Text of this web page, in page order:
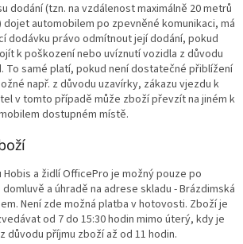
dodání (tzn. na vzdálenost maximálně 20 metrů
automobilem po zpevněné komunikaci, má
dodávku právo odmítnout její dodání, pokud
k poškození nebo uvíznutí vozidla z důvodu
To samé platí, pokud není dostatečné přiblížení
např. z důvodu uzavírky, zákazu vjezdu k
v tomto případě může zboží převzít na jiném k
dostupném místě.
a židlí OfficePro je možný pouze po
a úhradě na adrese skladu - Brázdimská
Není zde možná platba v hotovosti. Zboží je
od 7 do 15:30 hodin mimo úterý, kdy je
důvodu příjmu zboží až od 11 hodin.